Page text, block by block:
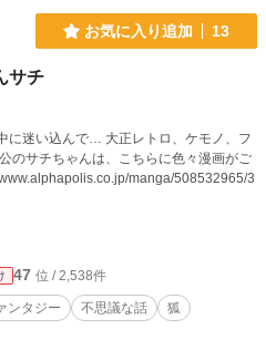
お気に入り追加 13
サチ
に迷い込んで… 大正レトロ、ケモノ、フ
manga/508532965/3
47 位 / 2,538件
ンタジー 不思議な話
狐